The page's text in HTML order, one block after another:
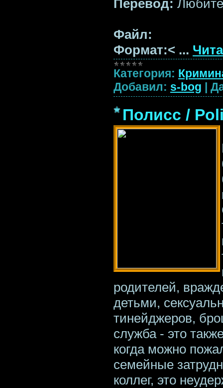
Перевод:
Файл:
Формат:< ...
Категория:
Добавил: s-bog |
Полисс /
родителей,
детьми,
тинейджеров,
служба - это
когда можно
семейные
коллег, это